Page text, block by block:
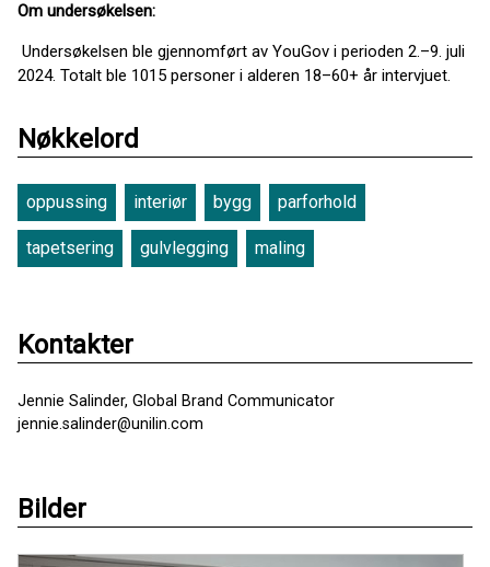
Om undersøkelsen:
Undersøkelsen ble gjennomført av YouGov i perioden 2.–9. juli
2024. Totalt ble 1015 personer i alderen 18–60+ år intervjuet.
Nøkkelord
oppussing interiør bygg parforhold
tapetsering gulvlegging maling
Kontakter
Jennie Salinder, Global Brand Communicator
jennie.salinder@unilin.com
Bilder